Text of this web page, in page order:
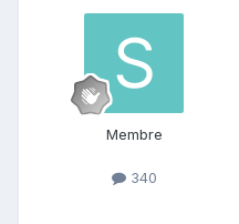
Membre
340